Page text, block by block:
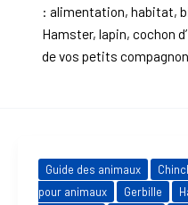
: alimentation, habitat,
Hamster, lapin, cochon
de vos petits
Guide des animaux
pour animaux
Gerbille